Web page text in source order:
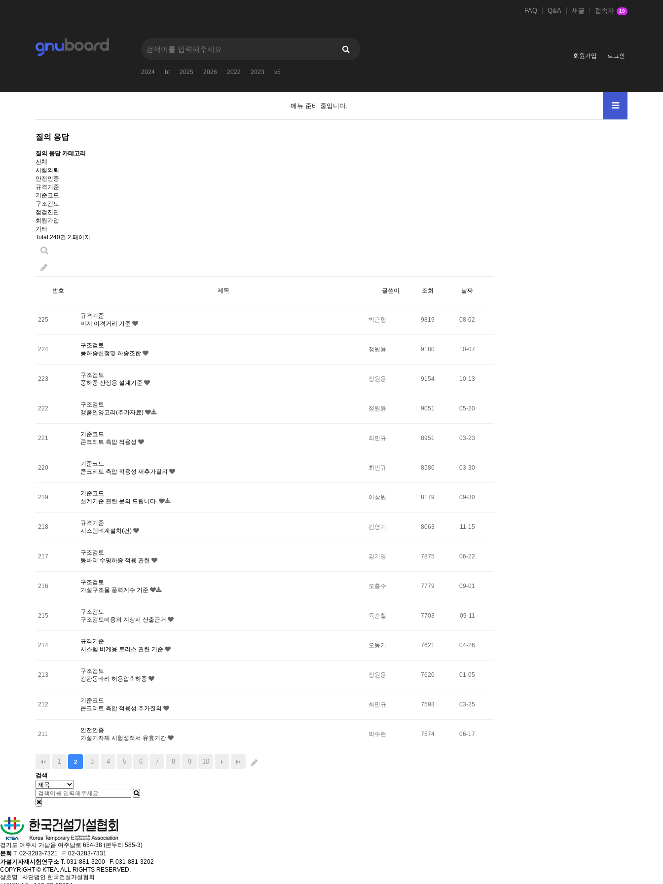
FAQ Q&A 새글 접속자 19
2024 bt 2025 2026 2022 2023 v5
회원가입 로그인
메뉴 준비 중입니다.
질의 응답
질의 응답 카테고리
전체
시험의뢰
안전인증
규격기준
기준코드
구조검토
점검진단
회원가입
기타
Total 240건 2 페이지
번호 제목 글쓴이 조회 날짜
225
규격기준
비계 이격거리 기준
박근형 9819 08-02
224
구조검토
풍하중산정및 하중조합
정원용 9180 10-07
223
구조검토
풍하중 산정용 설계기준
정원용 9154 10-13
222
구조검토
갱폼인양고리(추가자료)
정원용 9051 05-20
221
기준코드
콘크리트 측압 적용성
최민규 8951 03-23
220
기준코드
콘크리트 측압 적용성 재추가질의
최민규 8586 03-30
219
기준코드
설계기준 관련 문의 드립니다.
이상원 8179 09-30
218
규격기준
시스템비계설치(건)
김영기 8063 11-15
217
구조검토
동바리 수평하중 적용 관련
김기영 7875 06-22
216
구조검토
가설구조물 풍력계수 기준
오충수 7779 09-01
215
구조검토
구조검토비용의 계상시 산출근거
육승철 7703 09-11
214
규격기준
시스템 비계용 트러스 관련 기준
오동기 7621 04-26
213
구조검토
강관동바리 허용압축하중
정원용 7620 01-05
212
기준코드
콘크리트 측압 적용성 추가질의
최민규 7593 03-25
211
안전인증
가설기자재 시험성적서 유효기간
박수현 7574 06-17
1 2 3 4 5 6 7 8 9 10
검색
경기도 여주시 가남읍 여주남로 654-38 (본두리 585-3)
본회 T. 02-3283-7321 F. 02-3283-7331
가설기자재시험연구소 T. 031-881-3200 F. 031-881-3202
COPYRIGHT © KTEA. ALL RIGHTS RESERVED.
상호명 : 사단법인 한국건설가설협회